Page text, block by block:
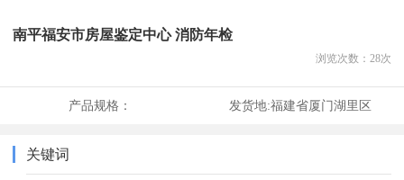
南平福安市房屋鉴定中心 消防年检
浏览次数： 28次
产品规格： 发货地:福建省厦门湖里区
关键词